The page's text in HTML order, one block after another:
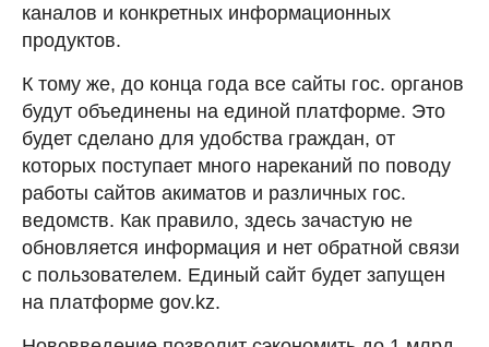
каналов и конкретных информационных
продуктов.
К тому же, до конца года все сайты гос. органов
будут объединены на единой платформе. Это
будет сделано для удобства граждан, от
которых поступает много нареканий по поводу
работы сайтов акиматов и различных гос.
ведомств. Как правило, здесь зачастую не
обновляется информация и нет обратной связи
с пользователем. Единый сайт будет запущен
на платформе gov.kz.